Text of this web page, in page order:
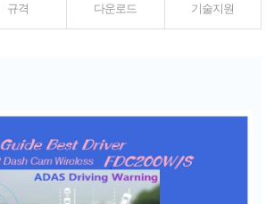
규격 다운로드 기술지원